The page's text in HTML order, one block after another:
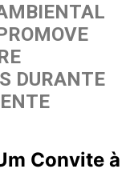
DURANTE
Convite à